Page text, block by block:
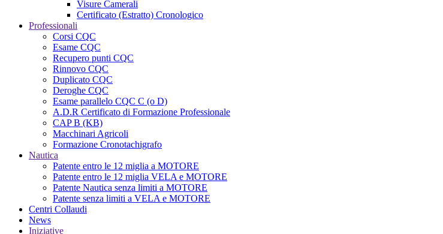
Visure Camerali
Certificato (Estratto) Cronologico
Professionali
Corsi CQC
Esame CQC
Recupero punti CQC
Rinnovo CQC
Duplicato CQC
Deroghe CQC
Esame parallelo CQC C (o D)
A.D.R Certificato di Formazione Professionale
CAP B (KB)
Macchinari Agricoli
Formazione Cronotachigrafo
Nautica
Patente entro le 12 miglia a MOTORE
Patente entro le 12 miglia VELA e MOTORE
Patente Nautica senza limiti a MOTORE
Patente senza limiti a VELA e MOTORE
Centri Collaudi
News
Iniziative